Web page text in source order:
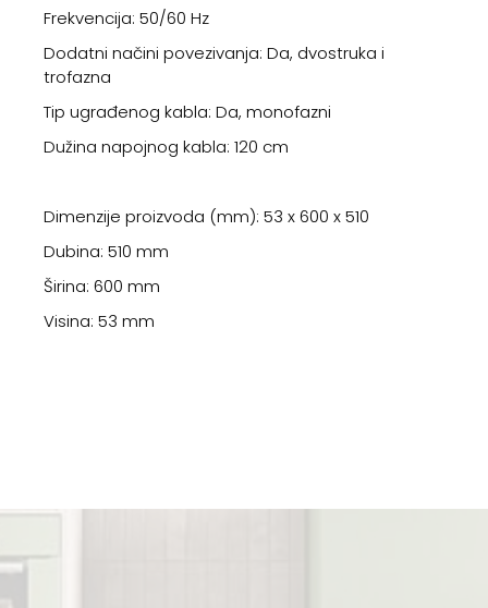
Frekvencija: 50/60 Hz
Dodatni načini povezivanja: Da, dvostruka i
trofazna
Tip ugrađenog kabla: Da, monofazni
Dužina napojnog kabla: 120 cm
Dimenzije proizvoda (mm): 53 x 600 x 510
Dubina: 510 mm
Širina: 600 mm
Visina: 53 mm